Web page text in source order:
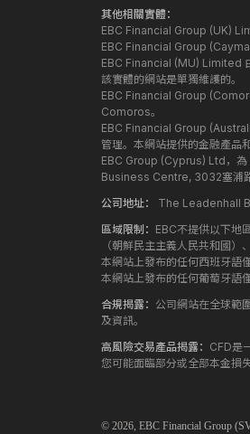
其他相關實體：
EBC Financial Group (UK)
EBC Financial Group
EBC Financial (MU) Limited
該實體的網站是單獨維護的。
EBC Financial Group
Comoros。
EBC Financial Group
管理。本網站提供的金融產品
EBC Group (Cyprus) Ltd，
Business Centre, 3032塞浦
公司地址： The Leadenhall
區域限制： EBC不提供以下地
（朝鮮民主主義人民共和國
本網站上發布的任何西班牙語
本網站上發布的任何葡萄牙語
合規揭露： 公司網站在全球範
及資訊。
高風險交易產品揭露： CFD是
您可能面臨部分或全部本金損
© 2026, EBC Financial Group